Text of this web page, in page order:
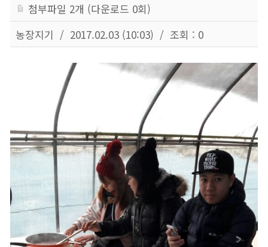
첨부파일 2개 (다운로드 0회)
농장지기 / 2017.02.03 (10:03) / 조회 : 0